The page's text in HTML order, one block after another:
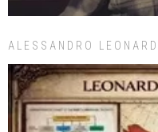
ALESSANDRO LEONARDI